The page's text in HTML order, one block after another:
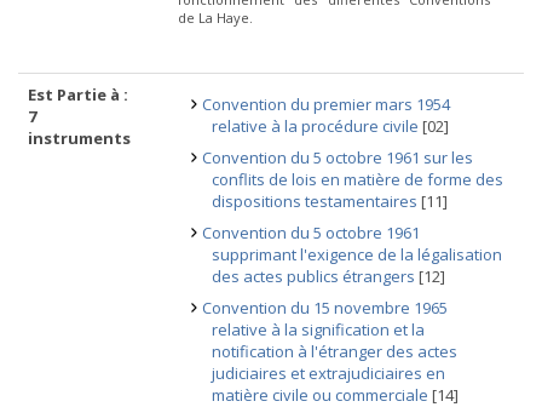
de La Haye.
Est Partie à :
7
instruments
Convention du premier mars 1954
relative à la procédure civile [02]
Convention du 5 octobre 1961 sur les
conflits de lois en matière de forme des
dispositions testamentaires [11]
Convention du 5 octobre 1961
supprimant l'exigence de la légalisation
des actes publics étrangers [12]
Convention du 15 novembre 1965
relative à la signification et la
notification à l'étranger des actes
judiciaires et extrajudiciaires en
matière civile ou commerciale [14]